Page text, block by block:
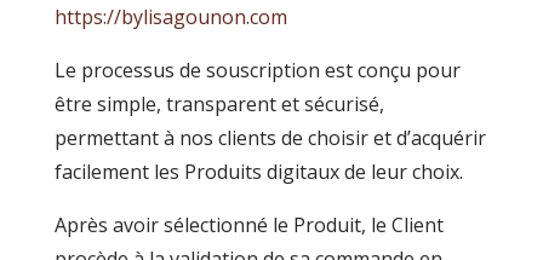
https://bylisagounon.com
Le processus de souscription est conçu pour
être simple, transparent et sécurisé,
permettant à nos clients de choisir et d’acquérir
facilement les Produits digitaux de leur choix.
Après avoir sélectionné le Produit, le Client